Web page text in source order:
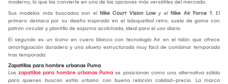
moderno, lo que las convierte en una de las opciones más versátiles del mercado.
Sus modelos más buscados son el Nike Court Vision Low y el Nike Air Force 1. El
primero destaca por su diseño inspirado en el básquetbol retro, suela de goma con
patrón circular y plantilla de espuma acolchada, ideal para el uso diario.
El segundo es un ícono en cuero blanco con tecnología Air en el talón que ofrece
amortiguación duradera y una silueta estructurada muy fácil de combinar temporada
tras temporada.
Zapatillas para hombre urbanas Puma
Las zapatillas para hombre urbanas Puma se posicionan como una alternativa sólida
para quienes buscan estilo urbano con buena relación calidad-precio. La marca